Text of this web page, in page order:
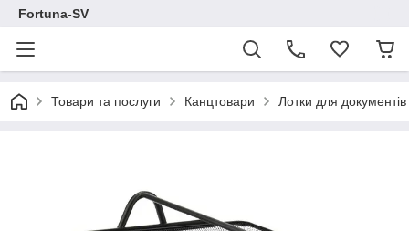
Fortuna-SV
Товари та послуги Канцтовари Лотки для документів